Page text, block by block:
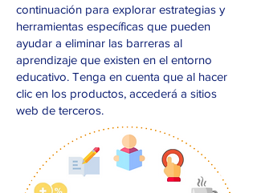
continuación para explorar estrategias y
herramientas específicas que pueden
ayudar a eliminar las barreras al
aprendizaje que existen en el entorno
educativo. Tenga en cuenta que al hacer
clic en los productos, accederá a sitios
web de terceros.